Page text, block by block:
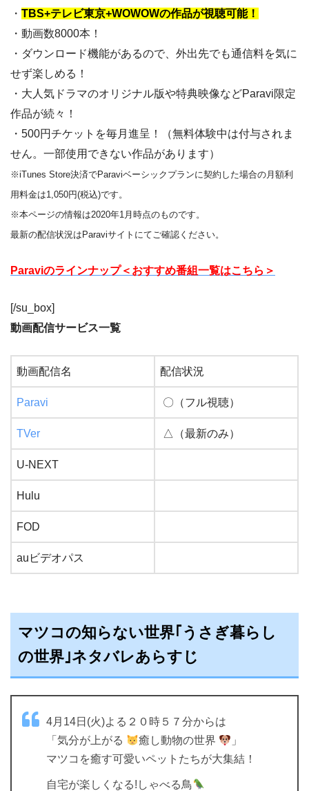
・ TBS+テレビ東京+WOWOWの作品が視聴可能！
・動画数8000本！
・ダウンロード機能があるので、外出先でも通信料を気に
せず楽しめる！
・大人気ドラマのオリジナル版や特典映像などParavi限定
作品が続々！
・500円チケットを毎月進呈！（無料体験中は付与されま
せん。一部使用できない作品があります）
※iTunes Store決済でParaviベーシックプランに契約した場合の月額利
用料金は1,050円(税込)です。
※本ページの情報は2020年1月時点のものです。
最新の配信状況はParaviサイトにてご確認ください。
Paraviのラインナップ＜おすすめ番組一覧はこちら＞
[/su_box]
動画配信サービス一覧
動画配信名 配信状況
Paravi 〇（フル視聴）
TVer △（最新のみ）
U-NEXT
Hulu
FOD
auビデオパス
マツコの知らない世界｢うさぎ暮らし
の世界｣ネタバレあらすじ
4月14日(火)よる２０時５７分からは
「気分が上がる
癒し動物の世界
」
マツコを癒す可愛いペットたちが大集結！
自宅が楽しくなる!しゃべる鳥